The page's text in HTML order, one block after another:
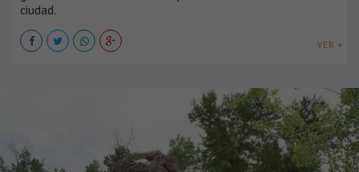
ciudad.
VER +